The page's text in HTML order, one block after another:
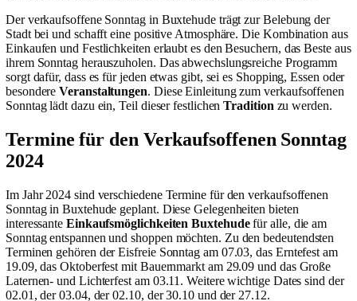
Der verkaufsoffene Sonntag in Buxtehude trägt zur Belebung der
Stadt bei und schafft eine positive Atmosphäre. Die Kombination aus
Einkaufen und Festlichkeiten erlaubt es den Besuchern, das Beste aus
ihrem Sonntag herauszuholen. Das abwechslungsreiche Programm
sorgt dafür, dass es für jeden etwas gibt, sei es Shopping, Essen oder
besondereVeranstaltungen. Diese Einleitung zum verkaufsoffenen
Sonntag lädt dazu ein, Teil dieser festlichenTradition zu werden.
Termine für den Verkaufsoffenen Sonntag
2024
Im Jahr 2024 sind verschiedene Termine für den verkaufsoffenen
Sonntag in Buxtehude geplant. Diese Gelegenheiten bieten
interessante Einkaufsmöglichkeiten Buxtehudefür alle, die am
Sonntag entspannen und shoppen möchten. Zu den bedeutendsten
Terminen gehören der Eisfreie Sonntag am 07.03, das Erntefest am
19.09, das Oktoberfest mit Bauernmarkt am 29.09 und das Große
Laternen- und Lichterfest am 03.11. Weitere wichtige Dates sind der
02.01, der 03.04, der 02.10, der 30.10 und der 27.12.